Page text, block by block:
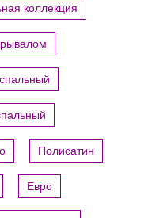
коллекция
Полисатин
Евро